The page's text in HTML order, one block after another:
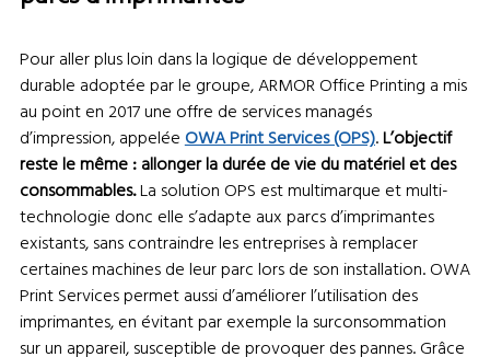
Pour aller plus loin dans la logique de développement
durable adoptée par le groupe, ARMOR Office Printing a mis
au point en 2017 une offre de services managés
d’impression, appeléeOWA Print Services (OPS).L’objectif
reste le même : allonger la durée de vie du matériel et des
consommables.La solution OPS est multimarque et multi-
technologie donc elle s’adapte aux parcs d’imprimantes
existants, sans contraindre les entreprises à remplacer
certaines machines de leur parc lors de son installation. OWA
Print Services permet aussi d’améliorer l’utilisation des
imprimantes, en évitant par exemple la surconsommation
sur un appareil, susceptible de provoquer des pannes. Grâce